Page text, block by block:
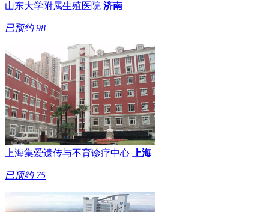
山东大学附属生殖医院 济南
已预约 98
上海集爱遗传与不育诊疗中心 上海
已预约 75